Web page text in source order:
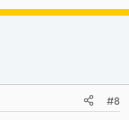
giliflauteces.
#8